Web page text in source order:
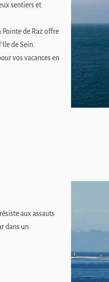
sentiers et
Pointe de Raz offre
de Sein.
vos vacances en
aux assauts
dans un